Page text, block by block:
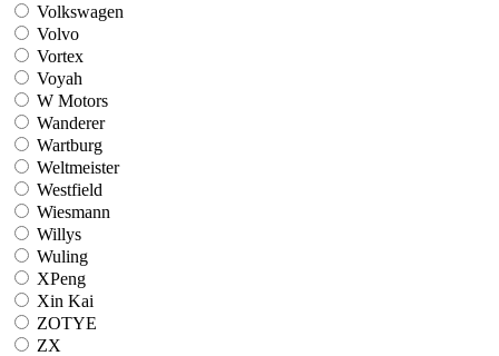
Volkswagen
Volvo
Vortex
Voyah
W Motors
Wanderer
Wartburg
Weltmeister
Westfield
Wiesmann
Willys
Wuling
XPeng
Xin Kai
ZOTYE
ZX